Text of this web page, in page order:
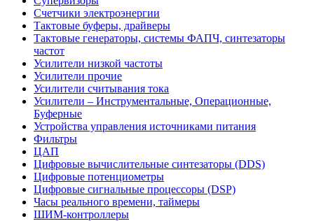
Счетчики электроэнергии
Тактовые буферы, драйверы
Тактовые генераторы, системы ФАПЧ, синтезаторы
частот
Усилители низкой частоты
Усилители прочие
Усилители считывания тока
Усилители – Инструментальные, Операционные,
Буферные
Устройства управления источниками питания
Фильтры
ЦАП
Цифровые вычислительные синтезаторы (DDS)
Цифровые потенциометры
Цифровые сигнальные процессоры (DSP)
Часы реального времени, таймеры
ШИМ-контроллеры